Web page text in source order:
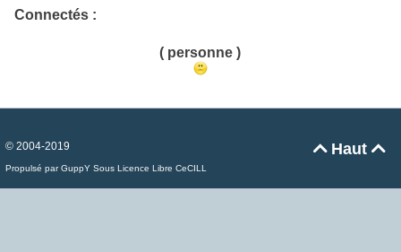
Connectés :
( personne )
Haut 
© 2004-2019
Propulsé par GuppY Sous Licence Libre CeCILL